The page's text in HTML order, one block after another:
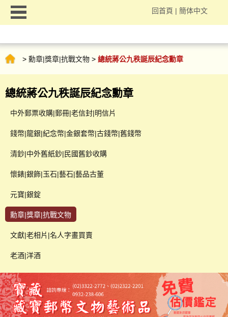
回首頁 | 簡体中文
> 勳章|獎章|抗戰文物 > 總統蔣公九秩誕辰紀念勳章
總統蔣公九秩誕辰紀念勳章
中外郵票收購|郵冊|老信封|明信片
錢幣|龍銀|紀念幣|金銀套幣|古錢幣|舊錢幣
清鈔|中外舊紙鈔|民國舊鈔收購
懷錶|銀飾|玉石|藝石|藝品古董
元寶|銀錠
勳章|獎章|抗戰文物
文獻|老相片|名人字畫買賣
老酒|洋酒